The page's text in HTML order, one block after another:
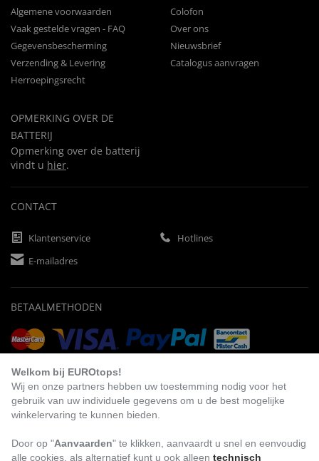
Algemene voorwaarden
Vaak gestelde vragen - FAQ
Gegevensbescherming
Verzending & Levering
Herroepingsrecht
OPMERKING OVER DE
BATTERIJ
Opmerking over de batterij
vindt u hier.
Colofon
Over ons
Nieuwsbrief
Catalogus aanvragen
CONTACT
Klantenservice
Hotlines
E-mailadres
BETAALMETHODEN
BEZOEK ONS
Welkom bij EUROtops!
Wij en onze partners hebben uw toestemming nodig voor het
gebruik van uw individuele gegevens om u de best mogelijke
winkelervaring te kunnen bieden.
Door op "Aanvaarden" te klikken, aanvaardt u snel en eenvoudig
alle cookies, als alternatief kunt u ook alleen technisch